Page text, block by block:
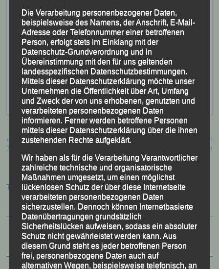
(Asics Frontrunner).
Den alten Streckenrekord hatte Nationalkader-Athlet
Marcel Höche (Adidas Terrex Trail Runner), heuer u.a.
22. bei den Trail-Europameisterschaften, 2019
aufgestellt.
VeröffentlichtinAktuelles,Archiv 2022|Markiert mit6.
Südthüringentrail,Alex Sellner
Beitragsnavigation
←
16. Wernsteiner Zweibrückenlauf
10. September 2022
Deutsche Seniorenmeisterschaft in
→
Termine:
Die Verarbeitung personenbezogener Daten,
beispielsweise des Namens, der Anschrift, E-Mail-
Adresse oder Telefonnummer einer betroffenen
Person, erfolgt stets im Einklang mit der
Datenschutz-Grundverordnung und in
Übereinstimmung mit den für uns geltenden
landesspezifischen Datenschutzbestimmungen.
Mittels dieser Datenschutzerklärung möchte unser
Unternehmen die Öffentlichkeit über Art, Umfang
und Zweck der von uns erhobenen, genutzten und
verarbeiteten personenbezogenen Daten
informieren. Ferner werden betroffene Personen
mittels dieser Datenschutzerklärung über die ihnen
zustehenden Rechte aufgeklärt.
Wir haben als für die Verarbeitung Verantwortlicher
zahlreiche technische und organisatorische
Maßnahmen umgesetzt, um einen möglichst
lückenlosen Schutz der über diese Internetseite
verarbeiteten personenbezogenen Daten
sicherzustellen. Dennoch können Internetbasierte
Datenübertragungen grundsätzlich
Sicherheitslücken aufweisen, sodass ein absoluter
Schutz nicht gewährleistet werden kann. Aus
diesem Grund steht es jeder betroffenen Person
frei, personenbezogene Daten auch auf
alternativen Wegen, beispielsweise telefonisch, an